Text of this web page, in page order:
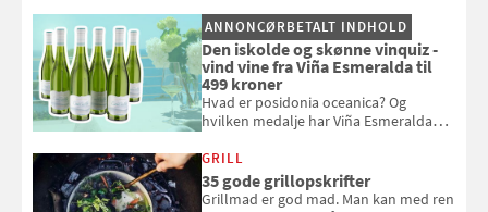
og se, hvordan du gør
ANNONCØRBETALT INDHOLD
Den iskolde og skønne vinquiz -
vind vine fra Viña Esmeralda til
499 kroner
Hvad er posidonia oceanica? Og
hvilken medalje har Viña Esmeralda
med i Samvirkes skønne vinquiz, hvor
du kan vinde 6 flasker vin fra Viña
Esmeralda. Konkurrencen slutter 1.
GRILL
35 gode grillopskrifter
Grillmad er god mad. Man kan med ren